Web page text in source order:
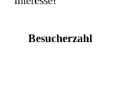
Besucherzahl